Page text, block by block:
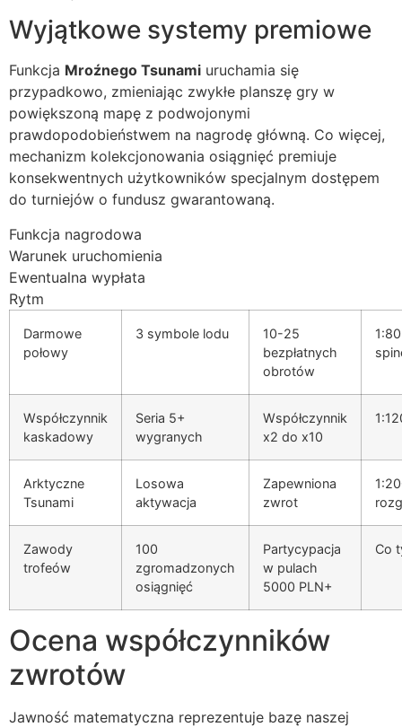
Wyjątkowe systemy premiowe
Funkcja Mroźnego Tsunami uruchamia się
przypadkowo, zmieniając zwykłe planszę gry w
powiększoną mapę z podwojonymi
prawdopodobieństwem na nagrodę główną. Co więcej,
mechanizm kolekcjonowania osiągnięć premiuje
konsekwentnych użytkowników specjalnym dostępem
do turniejów o fundusz gwarantowaną.
Funkcja nagrodowa
Warunek uruchomienia
Ewentualna wypłata
Rytm
Darmowe
połowy
3 symbole lodu
10-25
bezpłatnych
obrotów
1:80
Współczynnik
kaskadowy
Seria 5+
wygranych
Współczynnik
x2 do x10
Arktyczne
Tsunami
Losowa
aktywacja
Zapewniona
zwrot
Zawody
trofeów
100
zgromadzonych
osiągnięć
Partycypacja
w pulach
5000 PLN+
Co
Ocena współczynników
zwrotów
Jawność matematyczna reprezentuje bazę naszej